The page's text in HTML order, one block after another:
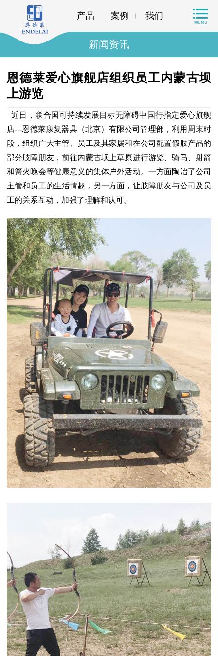
产品 案例 我们
新闻资讯
恩德莱爱心旗舰店组织员工内蒙古坝
上游览
近日，联合国可持续发展目标无障碍中国行指定爱心旗舰
店---恩德莱康复器具（北京）有限公司管理部，利用周末时
段，组织广大主管、员工及其家属和在公司配置假肢产品的
部分肢障朋友，前往内蒙古坝上草原进行游览、骑马、射箭
和篝火晚会等健康意义的集体户外活动。一方面陶冶了公司
主管和员工的生活情趣，另一方面，让肢障朋友与公司及员
工的关系互动，加强了理解和认可。